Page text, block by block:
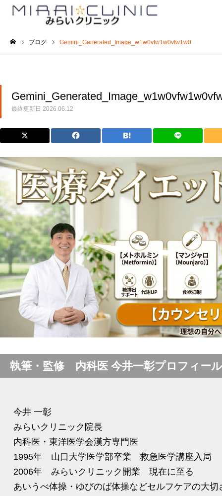
ブログ Gemini_Generated_Image_w1w0vfw1w0vfw1w0
最終更新日 2026.06.12
執筆・監修 内科医 今井一彰プロフィール
今井 一彰
みらいクリニック院長
内科医・東洋医学会漢方専門医
1995年 山口大学医学部卒業 救急医学講座入局
2006年 みらいクリニック開業 現在に至る
あいうべ体操・ゆびのば体操などセルフケアの大